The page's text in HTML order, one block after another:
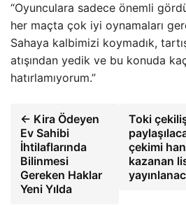
“Oyunculara sadece önemli
her maçta çok iyi oynamaları
Sahaya kalbimizi koymadık,
atışından yedik ve bu konuda
hatırlamıyorum.”
← Kira Ödeyen
Ev Sahibi
İhtilaflarında
Bilinmesi
Gereken Haklar
Yeni Yılda
Toki
çekimi
kazanan